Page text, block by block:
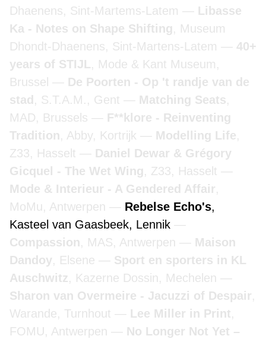
Dhaenens, Sint-Martems-Latem
Libasse
Ka - Notes on Shape Shifting, Museum
Dhondt-Dhaenens, Sint-Martens-Latem
40+
years of STIJL, Mode & Kant Museum,
Brussel
De Poorten - Op 't randje van de
stad , S.T.A.M., Gent Matching Seats,
MAD, Brussels
F**klore - Reinventing
Tradition, Abby, Kortrijk Modelling Life,
Z33, Hasselt
Daniel Dewar & Grégory
Gicquel - The Wet Wing, Z33, Hasselt
Mode & Interieur - A Gendered Affair,
MoMu, Antwerpen
Rebelse Echo's,
Kasteel van Gaasbeek, Lennik
Compassion, MAS, Antwerpen
Maison
Dandoy, Elsene
Sport en sporters in KL
Auschwitz, Kazerne Dossin, Mechelen
Sharon van Overmeire - Jacuzzi of Despair,
Warande, Turnhout
Lee Miller in Print,
FOMU, Antwerpen
No Longer Not Yet –